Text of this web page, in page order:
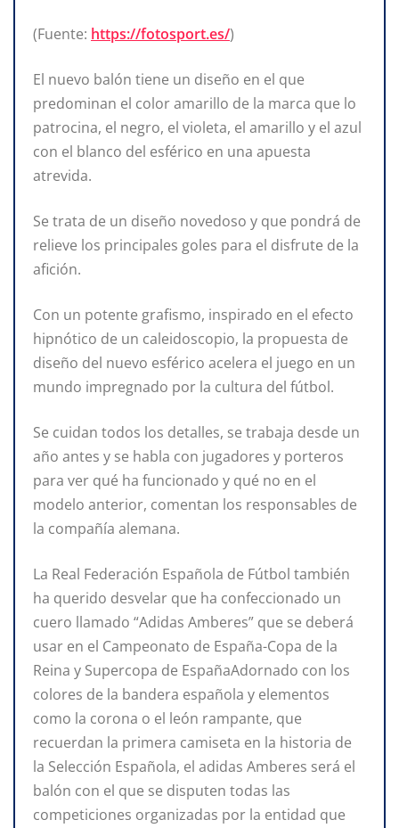
(Fuente: https://fotosport.es/)
El nuevo balón tiene un diseño en el que
predominan el color amarillo de la marca que lo
patrocina, el negro, el violeta, el amarillo y el azul
con el blanco del esférico en una apuesta
atrevida.
Se trata de un diseño novedoso y que pondrá de
relieve los principales goles para el disfrute de la
afición.
Con un potente grafismo, inspirado en el efecto
hipnótico de un caleidoscopio, la propuesta de
diseño del nuevo esférico acelera el juego en un
mundo impregnado por la cultura del fútbol.
Se cuidan todos los detalles, se trabaja desde un
año antes y se habla con jugadores y porteros
para ver qué ha funcionado y qué no en el
modelo anterior, comentan los responsables de
la compañía alemana.
La Real Federación Española de Fútbol también
ha querido desvelar que ha confeccionado un
cuero llamado “Adidas Amberes” que se deberá
usar en el Campeonato de España-Copa de la
Reina y Supercopa de EspañaAdornado con los
colores de la bandera española y elementos
como la corona o el león rampante, que
recuerdan la primera camiseta en la historia de
la Selección Española, el adidas Amberes será el
balón con el que se disputen todas las
competiciones organizadas por la entidad que